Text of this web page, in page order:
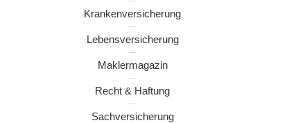
Krankenversicherung
Lebensversicherung
Maklermagazin
Recht & Haftung
Sachversicherung